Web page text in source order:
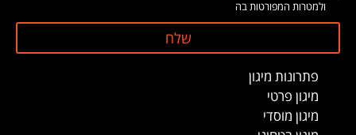
ולמטרות המפורטות בה
שלח
פתרונות מיגון
מיגון פרטי
מיגון מוסדי